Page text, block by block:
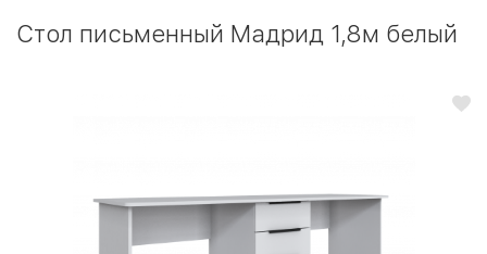
Стол письменный Мадрид 1,8м белый